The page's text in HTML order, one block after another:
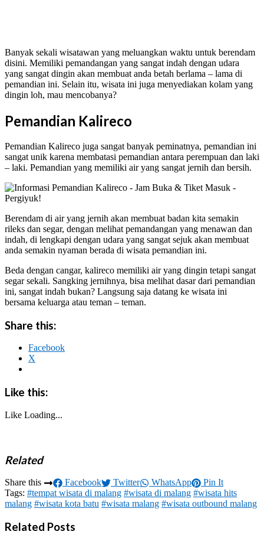
Banyak sekali wisatawan yang meluangkan waktu untuk berendam
disini. Memiliki pemandangan yang sangat indah dengan udara
yang sangat dingin akan membuat anda betah berlama – lama di
pemandian ini. Selain itu, wisata ini juga menyediakan kolam yang
dingin loh, mau mencobanya?
Pemandian Kalireco
Pemandian Kalireco juga sangat banyak peminatnya, pemandian ini
sangat unik karena membatasi pemandian antara perempuan dan laki
– laki. Pemandian yang memiliki air yang sangat jernih dan bersih.
Berendam di air yang jernih akan membuat badan kita semakin
rileks dan segar, dengan melihat pemandangan yang menawan dan
indah, di lengkapi dengan udara yang sangat sejuk akan membuat
anda semakin nyaman berada di wisata pemandian ini.
Beda dengan cangar, kalireco memiliki air yang dingin tetapi sangat
segar sekali. Sangking jernihnya, bisa melihat dasar dari pemandian
ini, sangat indah bukan? Langsung saja datang ke wisata ini
bersama keluarga atau teman – teman.
Share this:
Facebook
X
Like this:
Like Loading...
Related
Share this Facebook Twitter WhatsApp
Pin It
Tags: #tempat wisata di malang #wisata di malang #wisata hits
malang #wisata kota batu #wisata malang #wisata outbound malang
Related Posts